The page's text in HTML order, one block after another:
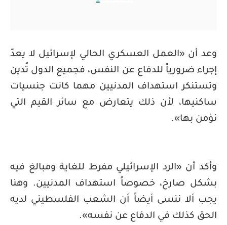
وعد أن «العمل العسكري الحالي لإسرائيل لا يعدّ
إجراء ضرورياً للدفاع عن النفس، فجميع الدول تُدين
وتستنكر استهداف المدنيين مهما كانت جنسيات
ساكنيها، لأن ذلك يتعارض مع سائر القيم التي
نؤمن بها».
وأكد أن «الرد الإسرائيلي مفرط للغاية ومبالغ فيه
بشكل صارخ، خصوصاً استهداف المدنيين. وهنا
يجب ألا ننسى أيضاً أن الشعب الفلسطيني لديه
الحق كذلك في الدفاع عن نفسه».